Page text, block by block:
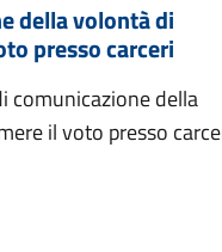
della volontà di
presso carceri
comunicazione della
il voto presso